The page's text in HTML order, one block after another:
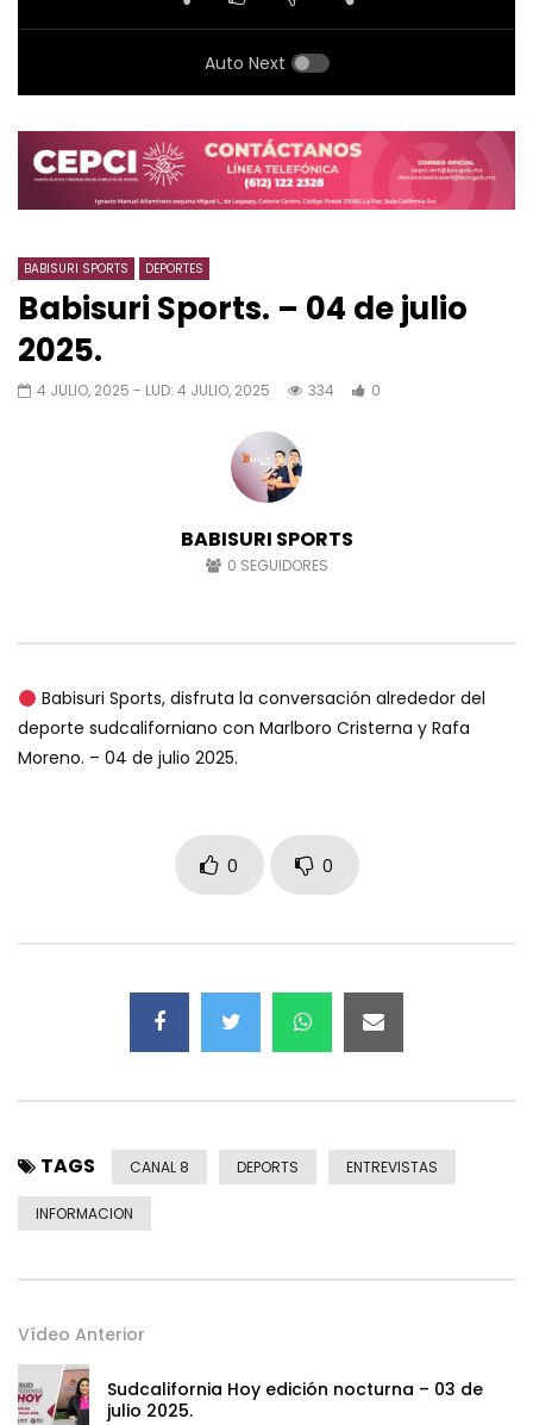
Auto Next
BABISURI SPORTS DEPORTES
Babisuri Sports. – 04 de julio
2025.
4 JULIO, 2025 - LUD: 4 JULIO, 2025 334 0
BABISURI SPORTS
0 SEGUIDORES
Babisuri Sports, disfruta la conversación alrededor del
deporte sudcaliforniano con Marlboro Cristerna y Rafa
Moreno. – 04 de julio 2025.
0 0
TAGS CANAL 8 DEPORTS ENTREVISTAS
INFORMACION
Vídeo Anterior
Sudcalifornia Hoy edición nocturna – 03 de
julio 2025.